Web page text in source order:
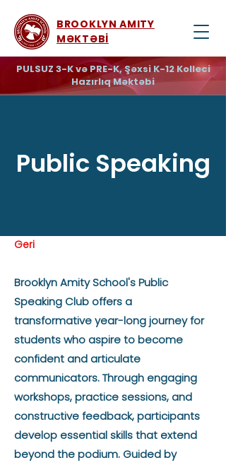
BROOKLYN AMITY
MƏKTƏBİ
PULSUZ 3-K və PRE-K, Şəxsi K-12 Kolleci
Hazırlıq Məktəbi
Public Speaking
Geri
Brooklyn Amity School's Public
Speaking Club offers a
transformative year-long journey for
students who aspire to become
confident and articulate
communicators. Through engaging
workshops, practice sessions, and
constructive feedback, participants
develop essential skills that extend
beyond the podium. Guided by